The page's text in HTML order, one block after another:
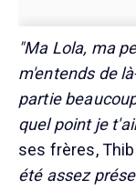
"Ma Lola, ma
m'entends de
partie
quel point je
ses frères,
été assez